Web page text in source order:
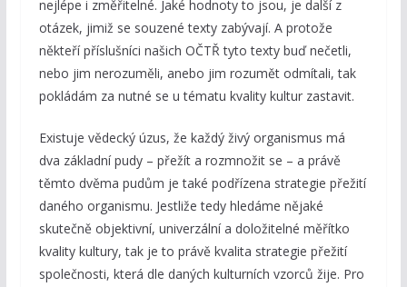
nejlépe i změřitelné. Jaké hodnoty to jsou, je další z
otázek, jimiž se souzené texty zabývají. A protože
někteří příslušníci našich OČTŘ tyto texty buď nečetli,
nebo jim nerozuměli, anebo jim rozumět odmítali, tak
pokládám za nutné se u tématu kvality kultur zastavit.
Existuje vědecký úzus, že každý živý organismus má
dva základní pudy – přežít a rozmnožit se – a právě
těmto dvěma pudům je také podřízena strategie přežití
daného organismu. Jestliže tedy hledáme nějaké
skutečně objektivní, univerzální a doložitelné měřítko
kvality kultury, tak je to právě kvalita strategie přežití
společnosti, která dle daných kulturních vzorců žije. Pro